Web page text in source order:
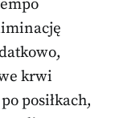
krwi
posiłkach,